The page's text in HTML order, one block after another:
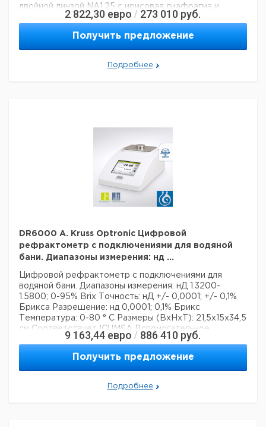
двойной линзой NA1.25 с ирисовая диафрагма и
откидной держатель фильтра.Фильтры: синий,
зеленый, желтыйПрочная металлическая подставка
с коаксиальной грубой и точной регулировкой
устройством быстрой фокусировки.XY сценическое
Описание типа продукта:
Lichtmikroskope
Германия
Страна происхождения:Гамбург
2 822,30 евро / 273 010 руб.
Получить предложение
Подробнее
DR6000 A. Kruss Optronic Цифровой
рефрактометр с подключениями для водяной
бани. Диапазоны измерения: нд ...
Цифровой рефрактометр с подключениями для
водяной бани. Диапазоны измерения: нД 1.3200-
1.5800; 0-95% Brix
Точность: нД +/- 0,0001; +/- 0,1%
Брикса
Разрешение: нд 0,0001; 0,1% Брикс
Температура: 0-80 ° С Размеры (BxHxT): 21,5x15x34,5
см Соответствует ICUMSA
Вспомогательное
оборудование:DR6010 RI34 RI39RI43RI48
PC761CBM910CBM916
Технические данные:
Описание типа продукта:рефрактометр
5 кг
9 163,44 евро / 886 410 руб.
Получить предложение
Подробнее